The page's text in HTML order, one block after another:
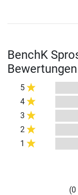
BenchK
Bewertungen
5
4
3
2
1
(0